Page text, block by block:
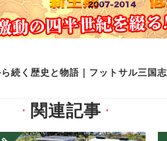
続く歴史と物語｜フットサル三国志
▼ 関連記事 ▼